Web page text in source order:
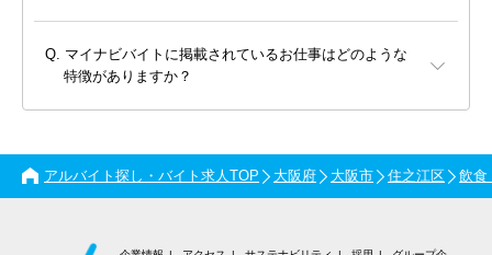
マイナビバイトに掲載されているお仕事はどのような
特徴がありますか？
アルバイト探し・バイト求人TOP 大阪府 大阪市 住之江区 飲食